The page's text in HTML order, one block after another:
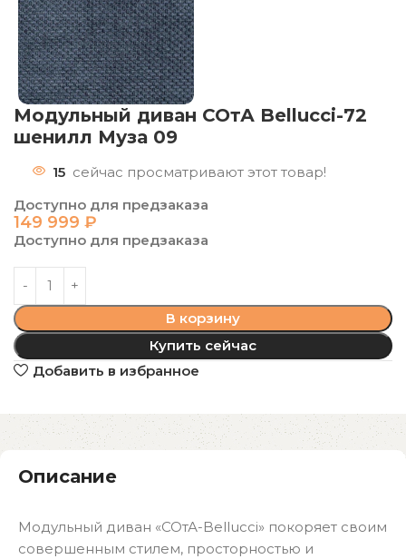
Модульный диван СОтА Bellucci-72
шенилл Муза 09
15 сейчас просматривают этот товар!
Доступно для предзаказа
149 999 ₽
Доступно для предзаказа
В корзину
Купить сейчас
Добавить в избранное
Описание
Модульный диван «СОтА-Bellucci» покоряет своим
совершенным стилем, просторностью и